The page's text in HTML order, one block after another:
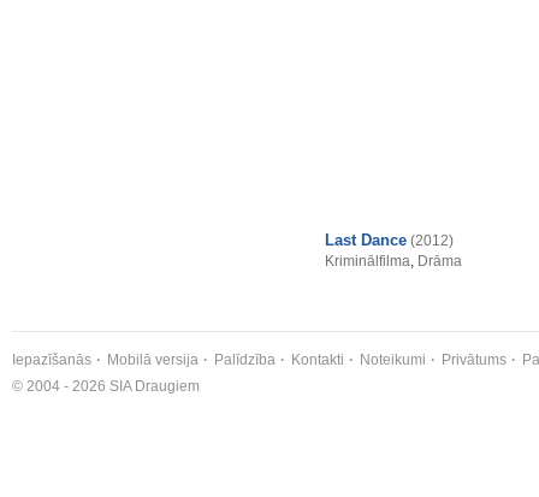
Last Dance (2012)
Kriminālfilma, Drāma
Iepazīšanās Mobilā versija Palīdzība Kontakti Noteikumi Privātums
© 2004 - 2026 SIA Draugiem